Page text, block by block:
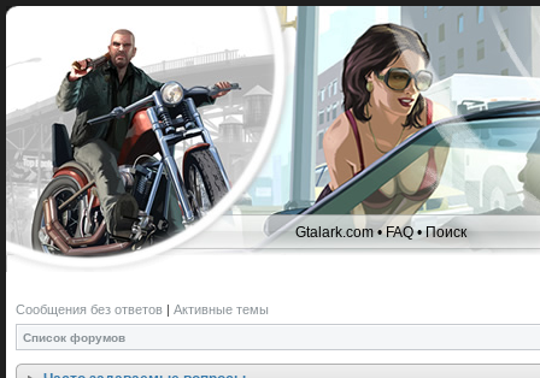
Gtalark.com •FAQ•Поиск
Сообщения без ответов | Активные темы
Список форумов